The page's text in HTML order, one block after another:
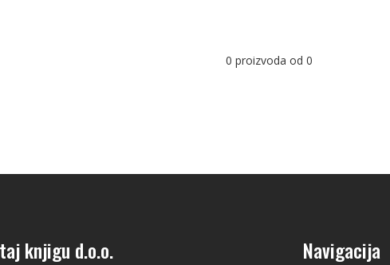
0 proizvoda od 0
knjigu d.o.o. Navigacija